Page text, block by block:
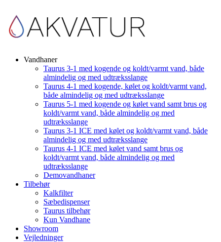
Vandhaner
Taurus 3-1 med kogende og koldt/varmt vand, både
almindelig og med udtræksslange
Taurus 4-1 med kogende, kølet og koldt/varmt vand,
både almindelig og med udtræksslange
Taurus 5-1 med kogende og kølet vand samt brus og
koldt/varmt vand, både almindelig og med
udtræksslange
Taurus 3-1 ICE med kølet og koldt/varmt vand, både
almindelig og med udtræksslange
Taurus 4-1 ICE med kølet vand samt brus og
koldt/varmt vand, både almindelig og med
udtræksslange
Demovandhaner
Tilbehør
Kalkfilter
Sæbedispenser
Taurus tilbehør
Kun Vandhane
Showroom
Vejledninger